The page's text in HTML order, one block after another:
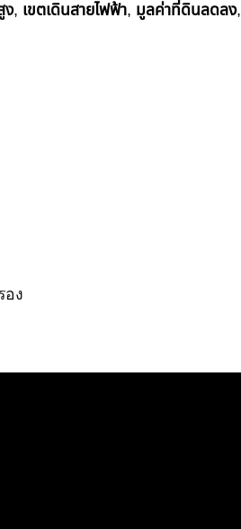
ง, เขตเดินสายไฟฟ้า, มูลค่าที่ดินลดลง,
ง